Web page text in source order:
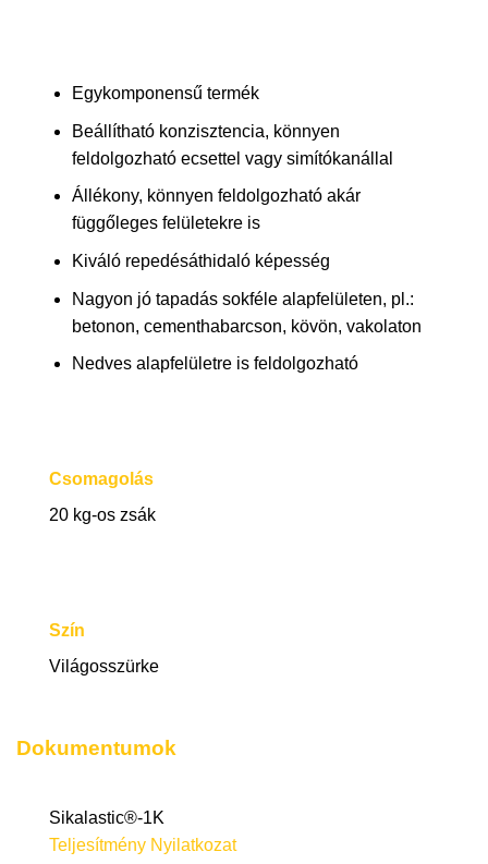
Egykomponensű termék
Beállítható konzisztencia, könnyen
feldolgozható ecsettel vagy simítókanállal
Állékony, könnyen feldolgozható akár
függőleges felületekre is
Kiváló repedésáthidaló képesség
Nagyon jó tapadás sokféle alapfelületen, pl.:
betonon, cementhabarcson, kövön, vakolaton
Nedves alapfelületre is feldolgozható
Csomagolás
20 kg-os zsák
Szín
Világosszürke
Dokumentumok
Sikalastic®-1K
Teljesítmény Nyilatkozat